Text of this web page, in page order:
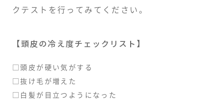
クテストを行ってみてください。
【頭皮の冷え度チェックリスト】
□頭皮が硬い気がする
□抜け毛が増えた
□白髪が目立つようになった